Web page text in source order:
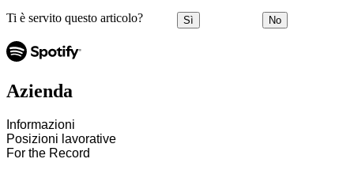
Ti è servito questo articolo? Sì No
Azienda
Informazioni
Posizioni lavorative
For the Record